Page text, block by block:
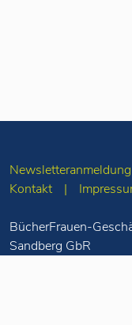
Newsletteranmeldung
Kontakt
BücherFrauen-
Sandberg GbR